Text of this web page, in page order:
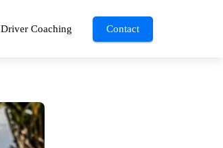
Driver Coaching Contact